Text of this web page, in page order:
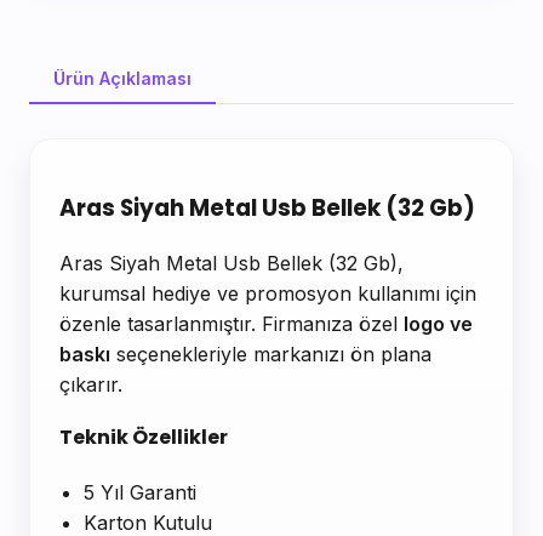
Ürün Açıklaması
Aras Siyah Metal Usb Bellek (32 Gb)
Aras Siyah Metal Usb Bellek (32 Gb),
kurumsal hediye ve promosyon kullanımı için
özenle tasarlanmıştır. Firmanıza özel logo ve
baskı seçenekleriyle markanızı ön plana
çıkarır.
Teknik Özellikler
5 Yıl Garanti
Karton Kutulu